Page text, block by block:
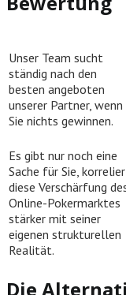
Unser Team sucht
ständig nach den
besten angeboten
unserer Partner, wenn
Sie nichts gewinnen.
Es gibt nur noch eine
Sache für Sie,
diese Verschärfung
Online-Pokermarktes
stärker mit seiner
eigenen strukturellen
Realität.
Die